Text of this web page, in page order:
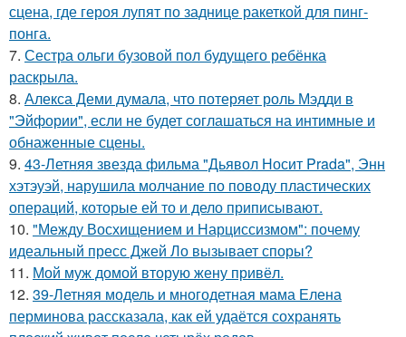
сцена, где героя лупят по заднице ракеткой для пинг-
понга.
7. Сестра ольги бузовой пол будущего ребёнка
раскрыла.
8. Алекса Деми думала, что потеряет роль Мэдди в
"Эйфории", если не будет соглашаться на интимные и
обнаженные сцены.
9. 43-Летняя звезда фильма "Дьявол Носит Prada", Энн
хэтэуэй, нарушила молчание по поводу пластических
операций, которые ей то и дело приписывают.
10. "Между Восхищением и Нарциссизмом": почему
идеальный пресс Джей Ло вызывает споры?
11. Мой муж домой вторую жену привёл.
12. 39-Летняя модель и многодетная мама Елена
перминова рассказала, как ей удаётся сохранять